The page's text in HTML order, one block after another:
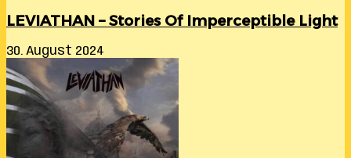
LEVIATHAN – Stories Of Imperceptible Light
30. August 2024